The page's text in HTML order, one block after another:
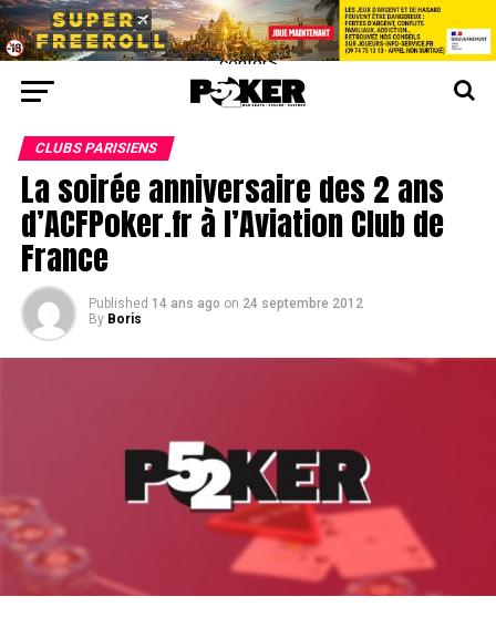
center>
CLUBS PARISIENS
La soirée anniversaire des 2 ans
d’ACFPoker.fr à l’Aviation Club de
France
Published 14 ans ago on 24 septembre 2012
By Boris